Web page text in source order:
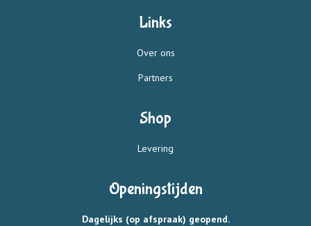
Links
Over ons
Partners
Shop
Levering
Openingstijden
Dagelijks (op afspraak) geopend.